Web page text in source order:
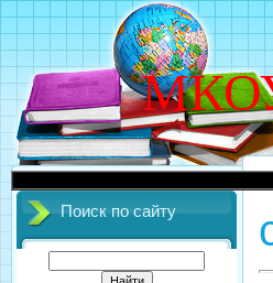
Поиск по сайту